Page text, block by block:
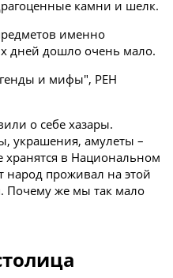
камни и шелк.
именно
дней дошло очень мало.
и мифы", РЕН
о себе хазары.
украшения, амулеты –
хранятся в Национальном
народ проживал на этой
Почему же мы так мало